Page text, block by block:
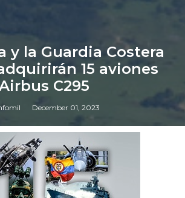
y la Guardia Costera
15 aviones
C295
December 01, 2023